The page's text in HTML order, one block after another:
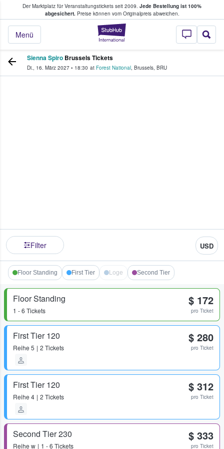
Der Marktplatz für Veranstaltungstickets seit 2009. Jede Bestellung ist 100%
abgesichert.Preise können vom Originalpreis abweichen.
StubHub - Wo
Menü
Tickets kaufen & verkaufen
Sienna Spiro Brussels Tickets
Di., 16. März 2027 • 18:30 at Forest National, Brussels, BRU
Filter USD
Floor Standing First Tier Loge Second Tier
Floor Standing
1 - 6 Tickets
$ 172
pro Ticket
First Tier 120
Reihe 5 2 Tickets
$ 280
pro Ticket
First Tier 120
Reihe 4 2 Tickets
$ 312
pro Ticket
Second Tier 230
Reihe w 1 - 6 Tickets
$ 333
pro Ticket